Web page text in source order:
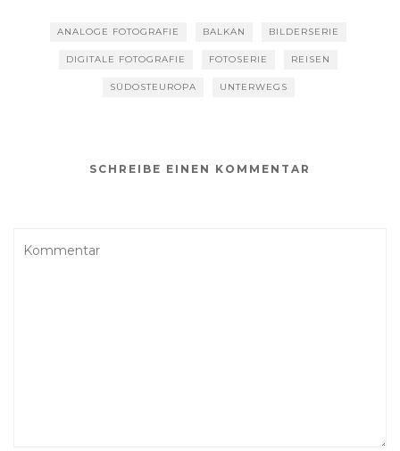
ANALOGE FOTOGRAFIE BALKAN BILDERSERIE
DIGITALE FOTOGRAFIE FOTOSERIE REISEN
SÜDOSTEUROPA UNTERWEGS
SCHREIBE EINEN KOMMENTAR